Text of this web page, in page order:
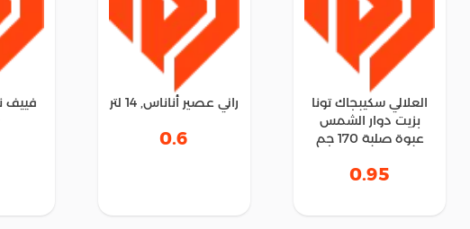
العلالي سكيبجاك تونا
بزيت دوار الشمس
عبوة صلبة 170 جم
0.95
راني عصير أناناس, 14 لتر
0.6